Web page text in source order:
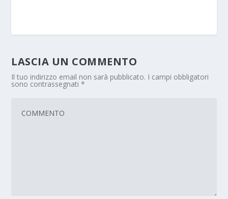
LASCIA UN COMMENTO
Il tuo indirizzo email non sarà pubblicato. I campi obbligatori
sono contrassegnati*